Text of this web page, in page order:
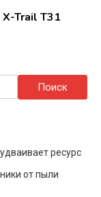
Trail T31
Найти:
ресурс
от пыли